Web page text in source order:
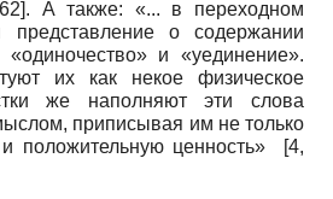
А также: «... в переходном
представление о содержании
«одиночество» и «уединение».
их как некое физическое
же наполняют эти слова
приписывая им не только
положительную ценность» [4,